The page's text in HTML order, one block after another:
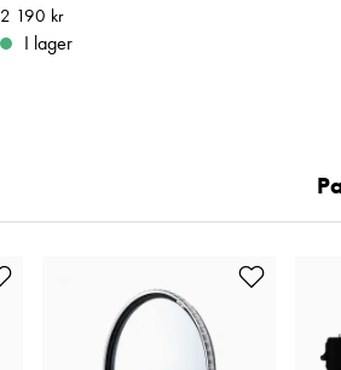
Pris:2 190 kr
2 190 kr
I lager